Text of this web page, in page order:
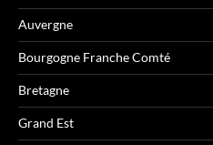
Auvergne
Bourgogne Franche Comté
Bretagne
Grand Est